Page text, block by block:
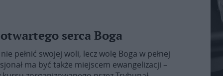
serca Boga
pełnić swojej woli, lecz wolę Boga w pełnej
ma być także miejscem ewangelizacji –